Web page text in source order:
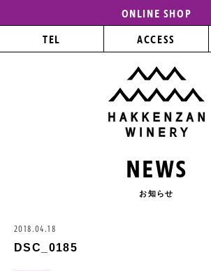
ONLINE SHOP
TEL ACCESS
NEWS
お知らせ
2018.04.18
DSC_0185